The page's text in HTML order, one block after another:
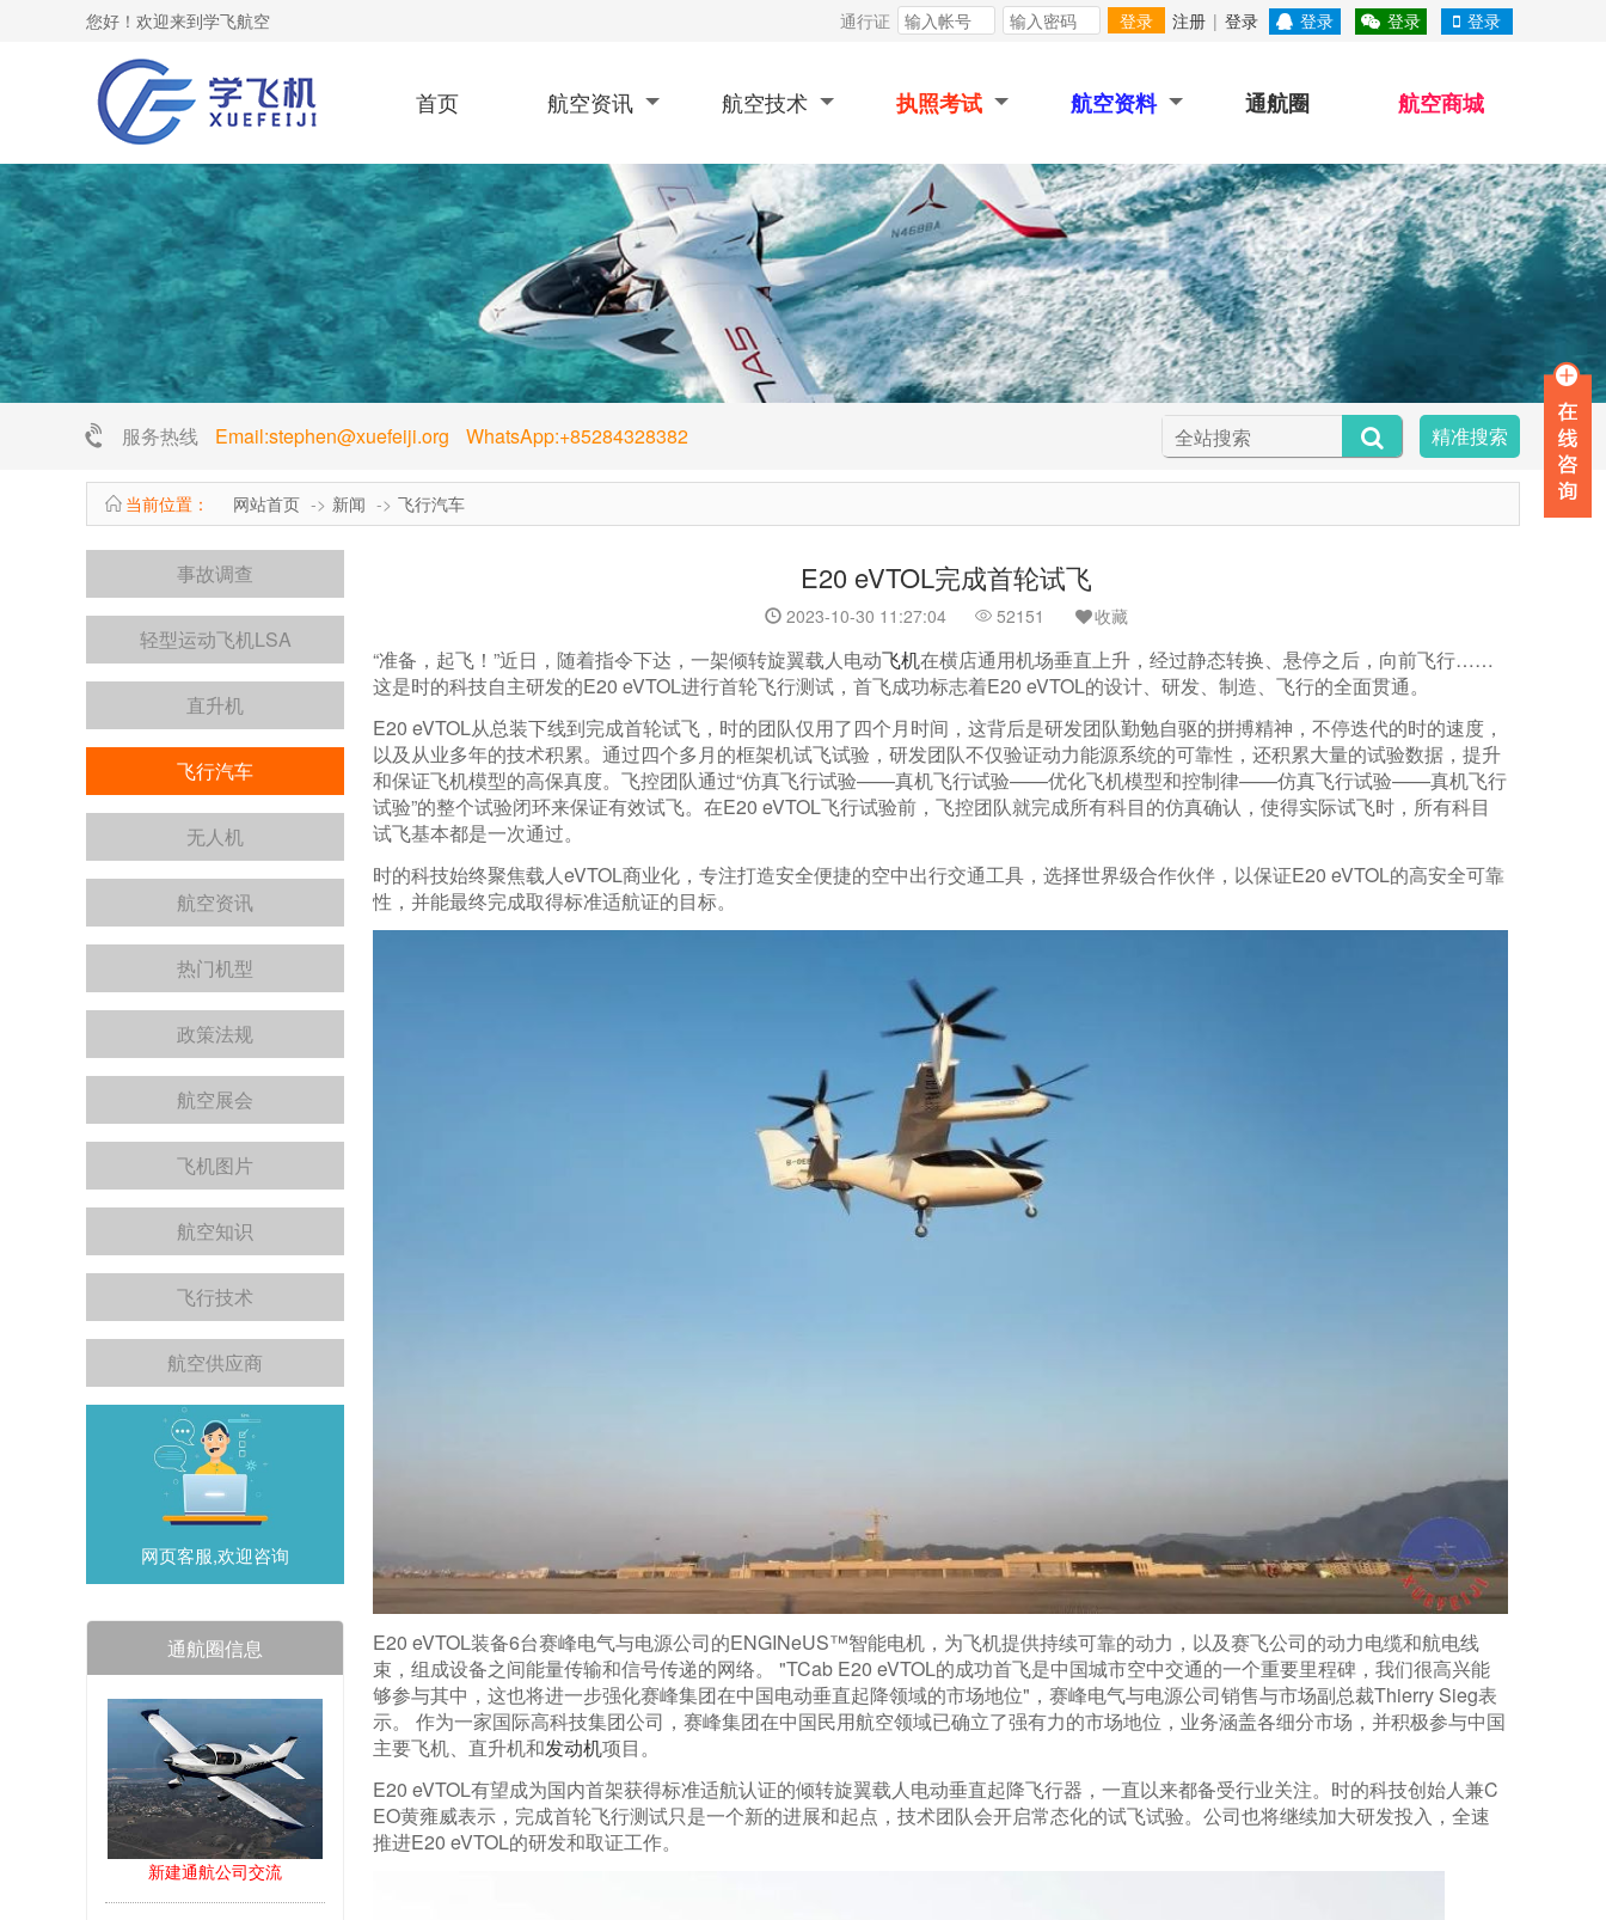
您好！欢迎来到学飞航空 通行证 登录 注册 | 登录 登录 登录 登录
首页 航空资讯 航空技术 执照考试 航空资料 通航圈 航空商城
服务热线 Email:stephen@xuefeiji.org WhatsApp:+85284328382 精准搜索
当前位置： 网站首页 新闻 飞行汽车
事故调查
轻型运动飞机LSA
直升机
飞行汽车
无人机
航空资讯
热门机型
政策法规
航空展会
飞机图片
航空知识
飞行技术
航空供应商
网页客服,欢迎咨询
通航圈信息
新建通航公司交流
E20 eVTOL完成首轮试飞
2023-10-30 11:27:04 52151 收藏
“准备，起飞！”近日，随着指令下达，一架倾转旋翼载人电动飞机在横店通用机场垂直上升，经过静态转换、悬停之后，向前飞行……
这是时的科技自主研发的E20 eVTOL进行首轮飞行测试，首飞成功标志着E20 eVTOL的设计、研发、制造、飞行的全面贯通。
E20 eVTOL从总装下线到完成首轮试飞，时的团队仅用了四个月时间，这背后是研发团队勤勉自驱的拼搏精神，不停迭代的时的速度，
以及从业多年的技术积累。通过四个多月的框架机试飞试验，研发团队不仅验证动力能源系统的可靠性，还积累大量的试验数据，提升
和保证飞机模型的高保真度。飞控团队通过“仿真飞行试验——真机飞行试验——优化飞机模型和控制律——仿真飞行试验——真机飞行
试验”的整个试验闭环来保证有效试飞。在E20 eVTOL飞行试验前，飞控团队就完成所有科目的仿真确认，使得实际试飞时，所有科目
试飞基本都是一次通过。
时的科技始终聚焦载人eVTOL商业化，专注打造安全便捷的空中出行交通工具，选择世界级合作伙伴，以保证E20 eVTOL的高安全可靠
性，并能最终完成取得标准适航证的目标。
E20 eVTOL装备6台赛峰电气与电源公司的ENGINeUS™智能电机，为飞机提供持续可靠的动力，以及赛飞公司的动力电缆和航电线
束，组成设备之间能量传输和信号传递的网络。 "TCab E20 eVTOL的成功首飞是中国城市空中交通的一个重要里程碑，我们很高兴能
够参与其中，这也将进一步强化赛峰集团在中国电动垂直起降领域的市场地位"，赛峰电气与电源公司销售与市场副总裁Thierry Sieg表
示。 作为一家国际高科技集团公司，赛峰集团在中国民用航空领域已确立了强有力的市场地位，业务涵盖各细分市场，并积极参与中国
主要飞机、直升机和发动机项目。
E20 eVTOL有望成为国内首架获得标准适航认证的倾转旋翼载人电动垂直起降飞行器，一直以来都备受行业关注。时的科技创始人兼C
EO黄雍威表示，完成首轮飞行测试只是一个新的进展和起点，技术团队会开启常态化的试飞试验。公司也将继续加大研发投入，全速
推进E20 eVTOL的研发和取证工作。